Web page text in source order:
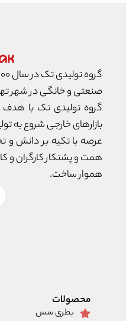
صنعتی و خانگی در شهر
گروه تولیدی تک با هدف
بازارهای خارجی شروع به
عرصه با تکیه بر دانش و
همت و پشتکار کارگران و
هموار ساخت.
محصولات
بطری سس